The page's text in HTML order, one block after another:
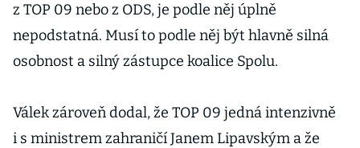
z TOP 09 nebo z ODS, je podle něj úplně
nepodstatná. Musí to podle něj být hlavně silná
osobnost a silný zástupce koalice Spolu.
Válek zároveň dodal, že TOP 09 jedná intenzivně
i s ministrem zahraničí Janem Lipavským a že